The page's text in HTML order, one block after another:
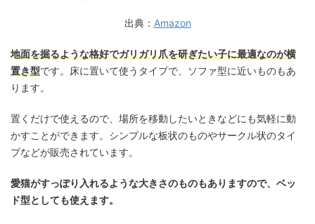
出典： Amazon
地面を掘るような格好でガリガリ爪を研ぎたい子に最適なのが横
置き型です。床に置いて使うタイプで、ソファ型に近いものもあ
ります。
置くだけで使えるので、場所を移動したいときなどにも気軽に動
かすことができます。シンプルな板状のものやサークル状のタイ
プなどが販売されています。
愛猫がすっぽり入れるような大きさのものもありますので、ベッ
ド型としても使えます。